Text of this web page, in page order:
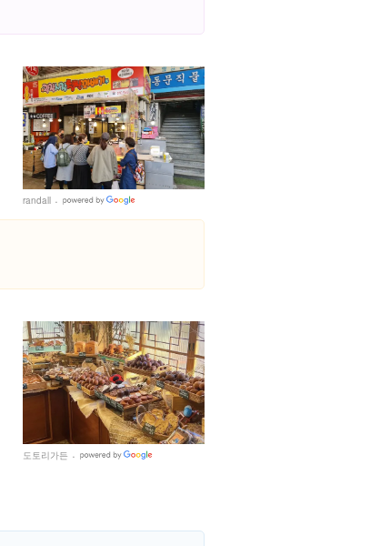
randall
Places
도토리가든